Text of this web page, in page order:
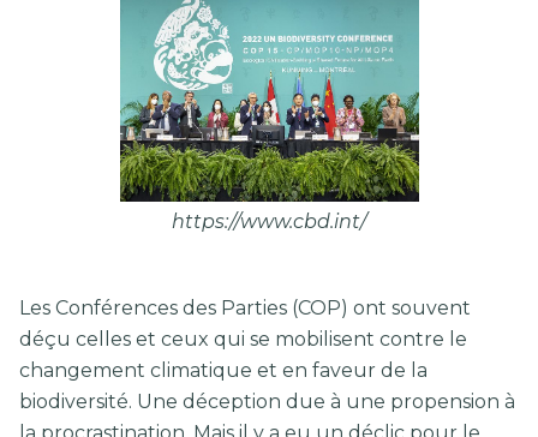
https://www.cbd.int/
Les Conférences des Parties (COP) ont souvent
déçu celles et ceux qui se mobilisent contre le
changement climatique et en faveur de la
biodiversité. Une déception due à une propension à